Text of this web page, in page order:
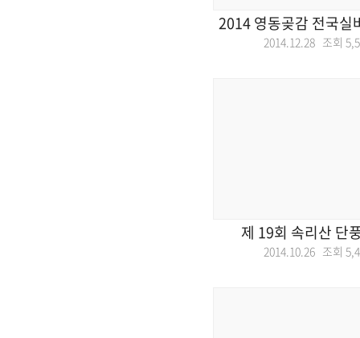
2014 영동곶감 전국실
2014.12.28 조회
제 19회 속리산 단
2014.10.26 조회